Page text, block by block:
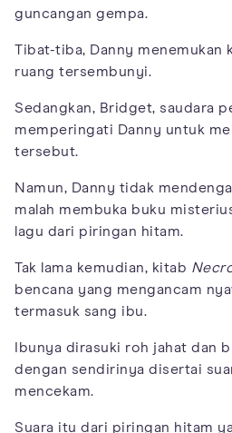
guncangan gempa.
Tibat-tiba, Danny menemukan
ruang tersembunyi.
Sedangkan, Bridget, saudara
memperingati Danny untuk
tersebut.
Namun, Danny tidak
malah membuka buku
lagu dari piringan hitam.
Tak lama kemudian, kitab
bencana yang mengancam
termasuk sang ibu.
Ibunya dirasuki roh jahat dan
dengan sendirinya disertai
mencekam.
Suara itu dari piringan hitam